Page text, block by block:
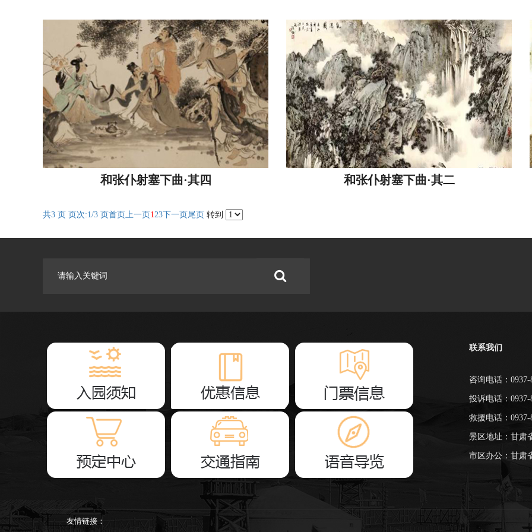
和张仆射塞下曲·其四 和张仆射塞下曲·其二
共3 页 页次:1/3 页首页上一页123下一页尾页 转到
联系我们
咨询电话：0937-
投诉电话：0937-
救援电话：0937-
景区地址：甘肃
市区办公：甘肃
友情链接：